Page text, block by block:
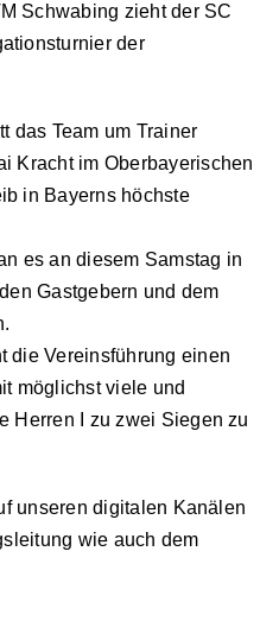
Schwabing zieht der SC
der
das Team um Trainer
Kracht im Oberbayerischen
in Bayerns höchste
es an diesem Samstag in
Gastgebern und dem
die Vereinsführung einen
möglichst viele und
Herren I zu zwei Siegen zu
unseren digitalen Kanälen
wie auch dem